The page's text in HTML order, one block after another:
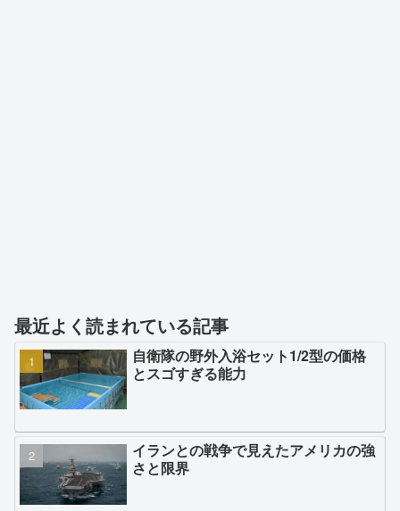
最近よく読まれている記事
自衛隊の野外入浴セット1/2型の価格
とスゴすぎる能力
イランとの戦争で見えたアメリカの強
さと限界